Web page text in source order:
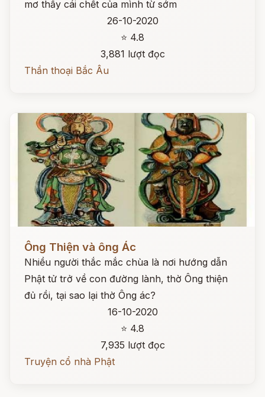
mơ thấy cái chết của mình từ sớm
26-10-2020
⭐ 4.8
3,881 lượt đọc
Thần thoại Bắc Âu
Đọc ngay
Ông Thiện và ông Ác
Nhiều người thắc mắc chùa là nơi hướng dẫn
Phật tử trở về con đường lành, thờ Ông thiện
đủ rồi, tại sao lại thờ Ông ác?
16-10-2020
⭐ 4.8
7,935 lượt đọc
Truyện cổ nhà Phật